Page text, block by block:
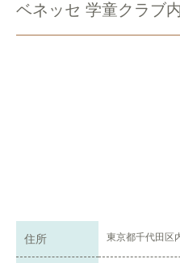
ベネッセ 学童クラブ
住所 東京都千代田区